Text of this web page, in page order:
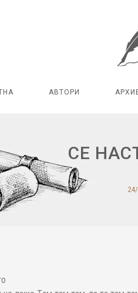
АВТОРИ
СЕ